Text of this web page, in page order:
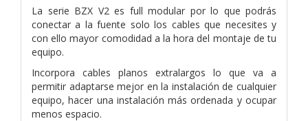
La serie BZX V2 es full modular por lo que podrás
conectar a la fuente solo los cables que necesites y
con ello mayor comodidad a la hora del montaje de tu
equipo.
Incorpora cables planos extralargos lo que va a
permitir adaptarse mejor en la instalación de cualquier
equipo, hacer una instalación más ordenada y ocupar
menos espacio.